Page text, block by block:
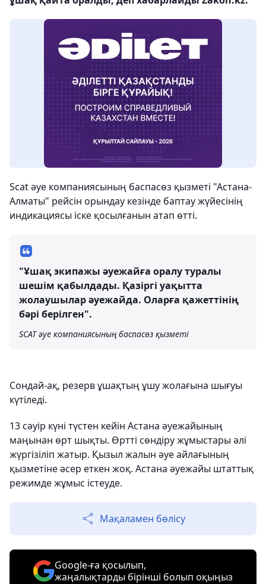
Scat әуе компаниясының баспасөз қызметі "Астана-
Алматы" рейсін орындау кезінде баптау жүйесінің
индикациясы іске қосылғанын атап өтті.
"Ұшақ экипажы әуежайға оралу туралы
шешім қабылдады. Қазіргі уақытта
жолаушылар әуежайда. Оларға қажеттінің
бәрі берілген".
SCAT әуе компаниясының баспасөз қызметі
Сондай-ақ, резерв ұшақтың ұшу жолағына шығуы
күтіледі.
13 сәуір күні түстен кейін Астана әуежайының
маңынан өрт шықты. Өртті сөндіру жұмыстары әлі
жүргізіліп жатыр. Қызыл жалын әуе айлағының
қызметіне әсер еткен жоқ. Астана әуежайы штаттық
режимде жұмыс істеуде.
Мақаламен бөлісу
Google-ға қосылып,
жаңалықтарды бірінші болып оқыңыз